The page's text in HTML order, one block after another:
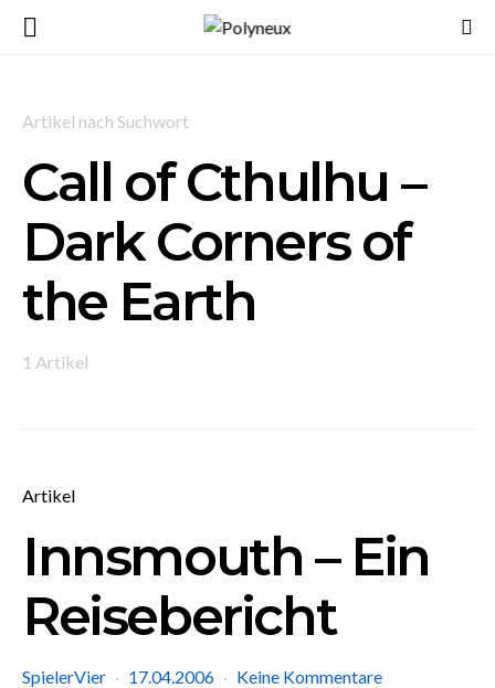
Artikel nach Suchwort
Call of Cthulhu –
Dark Corners of
the Earth
1 Artikel
Artikel
Innsmouth – Ein
Reisebericht
SpielerVier 17.04.2006 Keine Kommentare